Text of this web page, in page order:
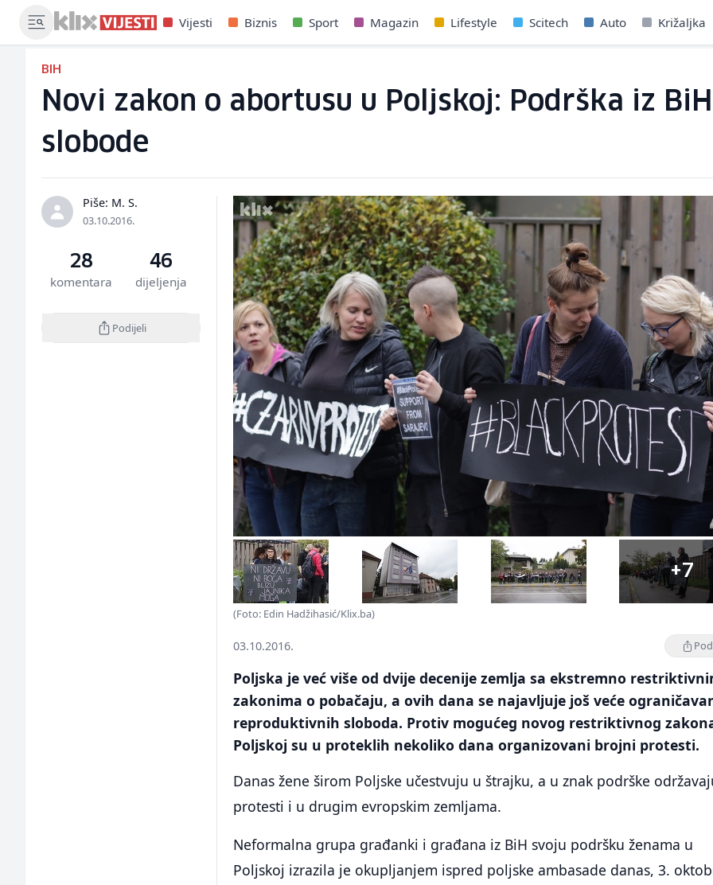
Vijesti Biznis Sport Magazin Lifestyle Scitech Auto Križaljka
BIH
Novi zakon o abortusu u Poljskoj: Podrška iz
slobode
Piše: M. S.
03.10.2016.
28
komentara
46
dijeljenja
Podijeli
+7
(Foto: Edin Hadžihasić/Klix.ba)
03.10.2016.
Poljska je već više od dvije decenije zemlja sa ekstremno
zakonima o pobačaju, a ovih dana se najavljuje još veće
reproduktivnih sloboda. Protiv mogućeg novog restriktivnog
Poljskoj su u proteklih nekoliko dana organizovani brojni protesti.
Danas žene širom Poljske učestvuju u štrajku, a u znak podrške
protesti i u drugim evropskim zemljama.
Neformalna grupa građanki i građana iz BiH svoju podršku ženama u
Poljskoj izrazila je okupljanjem ispred poljske ambasade danas, 3.